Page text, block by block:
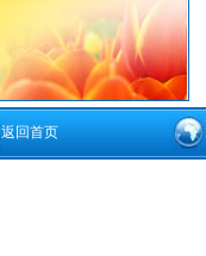
返回首页